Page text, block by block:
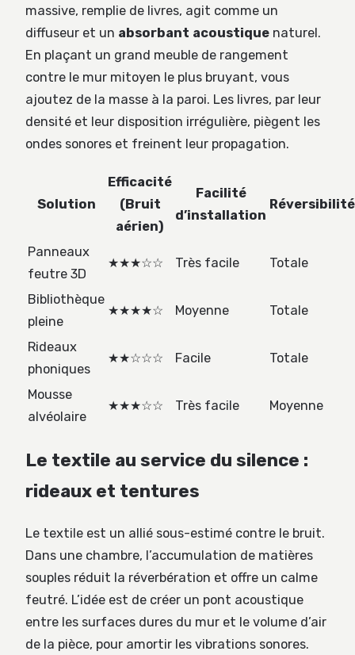
massive, remplie de livres, agit comme un
diffuseur et un absorbant acoustique naturel.
En plaçant un grand meuble de rangement
contre le mur mitoyen le plus bruyant, vous
ajoutez de la masse à la paroi. Les livres, par leur
densité et leur disposition irrégulière, piègent les
ondes sonores et freinent leur propagation.
Solution
Efficacité
(Bruit
aérien)
Facilité
d’installation
Réversibilité
Panneaux
feutre 3D
★★★☆☆ Très facile Totale
Bibliothèque
pleine
★★★★☆ Moyenne Totale
Rideaux
phoniques
★★☆☆☆ Facile Totale
Mousse
alvéolaire
★★★☆☆ Très facile Moyenne
Le textile au service du silence :
rideaux et tentures
Le textile est un allié sous-estimé contre le bruit.
Dans une chambre, l’accumulation de matières
souples réduit la réverbération et offre un calme
feutré. L’idée est de créer un pont acoustique
entre les surfaces dures du mur et le volume d’air
de la pièce, pour amortir les vibrations sonores.